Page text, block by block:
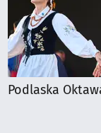
Podlaska